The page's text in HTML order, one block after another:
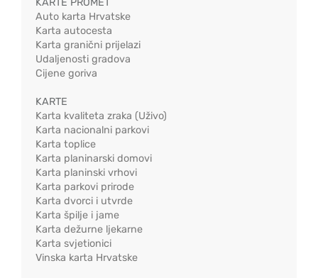
KARTE PROMET
Auto karta Hrvatske
Karta autocesta
Karta granični prijelazi
Udaljenosti gradova
Cijene goriva
KARTE
Karta kvaliteta zraka (Uživo)
Karta nacionalni parkovi
Karta toplice
Karta planinarski domovi
Karta planinski vrhovi
Karta parkovi prirode
Karta dvorci i utvrde
Karta špilje i jame
Karta dežurne ljekarne
Karta svjetionici
Vinska karta Hrvatske